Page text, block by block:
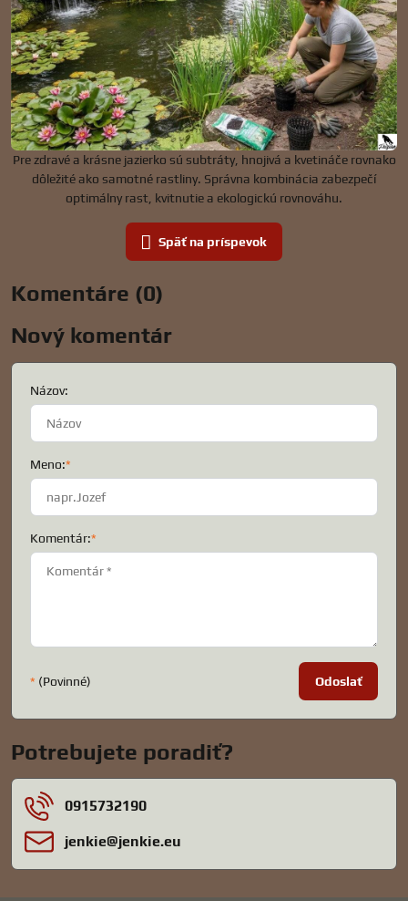
Pre zdravé a krásne jazierko sú subtráty, hnojivá a kvetináče rovnako
dôležité ako samotné rastliny. Správna kombinácia zabezpečí
optimálny rast, kvitnutie a ekologickú rovnováhu.
Späť na príspevok
Komentáre (0)
Nový komentár
Názov:
Meno:*
Komentár:*
* (Povinné) Odoslať
Potrebujete poradiť?
0915732190
jenkie​@jenkie​.eu